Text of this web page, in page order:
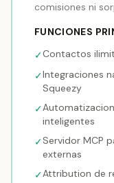
comisiones ni
FUNCIONES
✓Contactos
✓Integraciones
Squeezy
✓
inteligentes
✓Servidor MCP
externas
✓Attribution de